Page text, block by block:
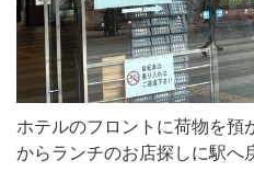
ホテルのフロントに荷物を預
からランチのお店探しに駅へ